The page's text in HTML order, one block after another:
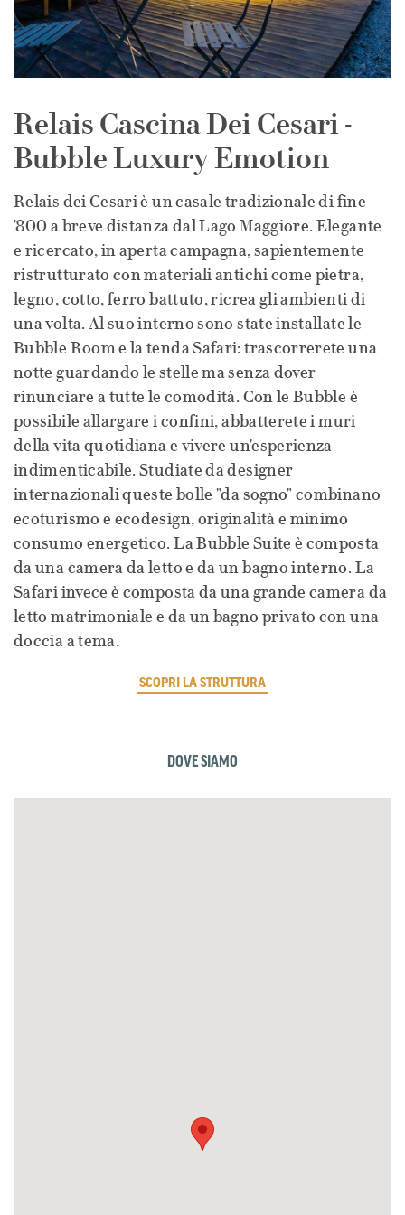
Relais Cascina Dei Cesari -
Bubble Luxury Emotion
Relais dei Cesari è un casale tradizionale di fine
'800 a breve distanza dal Lago Maggiore. Elegante
e ricercato, in aperta campagna, sapientemente
ristrutturato con materiali antichi come pietra,
legno, cotto, ferro battuto, ricrea gli ambienti di
una volta. Al suo interno sono state installate le
Bubble Room e la tenda Safari: trascorrerete una
notte guardando le stelle ma senza dover
rinunciare a tutte le comodità. Con le Bubble è
possibile allargare i confini, abbatterete i muri
della vita quotidiana e vivere un'esperienza
indimenticabile. Studiate da designer
internazionali queste bolle "da sogno" combinano
ecoturismo e ecodesign, originalità e minimo
consumo energetico. La Bubble Suite è composta
da una camera da letto e da un bagno interno. La
Safari invece è composta da una grande camera da
letto matrimoniale e da un bagno privato con una
doccia a tema.
SCOPRI LA STRUTTURA
DOVE SIAMO